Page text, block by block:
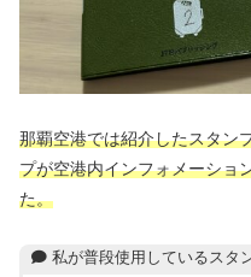
那覇空港では紹介したスタン
プが空港内インフォメーショ
た。
私が普段使用しているスタ